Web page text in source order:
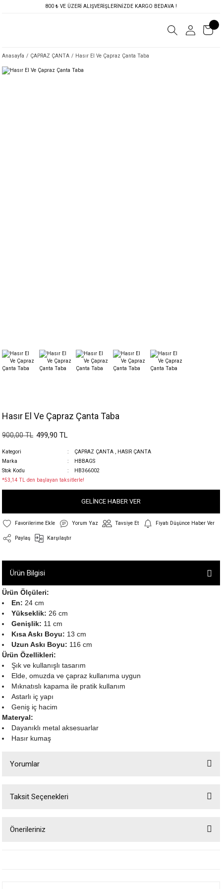
800 ₺ VE ÜZERİ ALIŞVERİŞLERİNİZDE KARGO BEDAVA !
Anasayfa ÇAPRAZ ÇANTA Hasır El Ve Çapraz Çanta Taba
Hasır El Ve Çapraz Çanta Taba
900,00 TL 499,90 TL
Kategori ÇAPRAZ ÇANTA
HASIR ÇANTA
Marka
HBBAGS
Stok Kodu
HB366002
*53,14 TL den başlayan taksitlerle!
GELİNCE HABER VER
Yorum Yaz Tavsiye Et Fiyatı Düşünce Haber Ver
Paylaş Karşılaştır
Ürün Bilgisi
Ürün Ölçüleri:
En: 24 cm
Yükseklik: 26 cm
Genişlik: 11 cm
Kısa Askı Boyu: 13 cm
Uzun Askı Boyu: 116 cm
Ürün Özellikleri:
Şık ve kullanışlı tasarım
Elde, omuzda ve çapraz kullanıma uygun
Mıknatıslı kapama ile pratik kullanım
Astarlı iç yapı
Geniş iç hacim
Materyal:
Dayanıklı metal aksesuarlar
Hasır kumaş
Yorumlar
Taksit Seçenekleri
Önerileriniz